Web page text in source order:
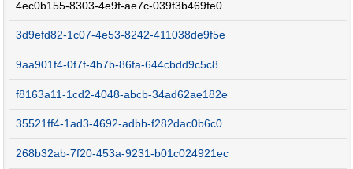
4ec0b155-8303-4e9f-ae7c-039f3b469fe0
3d9efd82-1c07-4e53-8242-411038de9f5e
9aa901f4-0f7f-4b7b-86fa-644cbdd9c5c8
f8163a11-1cd2-4048-abcb-34ad62ae182e
35521ff4-1ad3-4692-adbb-f282dac0b6c0
268b32ab-7f20-453a-9231-b01c024921ec